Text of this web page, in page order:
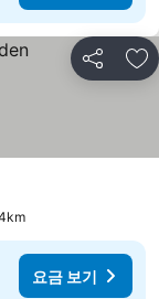
공유 즐
요금 보기